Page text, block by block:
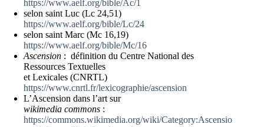
https://www.aelf.org/bible/Ac/1
selon saint Luc (Lc 24,51)
https://www.aelf.org/bible/Lc/24
selon saint Marc (Mc 16,19)
https://www.aelf.org/bible/Mc/16
Ascension : définition du Centre National des
Ressources Textuelles
et Lexicales (CNRTL)
https://www.cnrtl.fr/lexicographie/ascension
L’Ascension dans l’art sur
wikimedia commons :
https://commons.wikimedia.org/wiki/Category:Ascensio